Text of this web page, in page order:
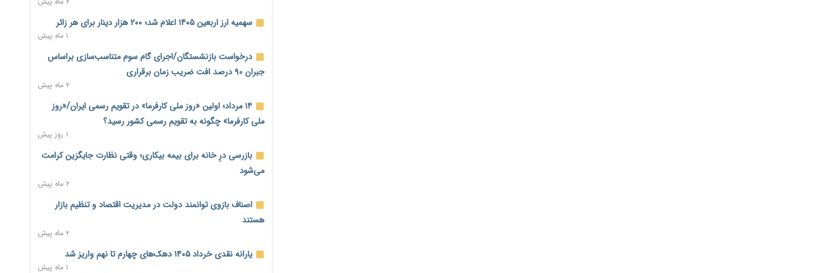
نماینده مجلس: توسعه مرزهای زمینی به راهبرد تأمین کالاهای
اساسی تبدیل شود
۱ روز پیش
خانه کارگر قزوین: شکاف دستمزد و هزینه معیشت هر روز عمیق‌تر
می‌شود
۱ روز پیش
رئیس سازمان امور مالیاتی: بلاگرهای پردرآمد مشمول پرداخت
مالیات هستند
۱ روز پیش
پیش‌بینی افزایش تولید برنج؛ نیاز وارداتی کشور به ۵۰۰ هزار تن
کاهش می‌یابد
۱ روز پیش
میلیارد دلاری
۱ روز پیش
اختیارات جدید گمرکات برای تمدید ورود موقت کالا و خودرو تا
سهمیه ارز اربعین ۱۴۰۵ اعلام شد؛ ۲۰۰ هزار دینار برای هر زائر
۱ ماه پیش
درخواست بازنشستگان/اجرای گام سوم متناسب‌سازی براساس
جبران ۹۰ درصد افت ضریب زمان برقراری
۲ ماه پیش
۱۴ مرداد؛ اولین «روز ملی کارفرما» در تقویم رسمی ایران/«روز
ملی کارفرما» چگونه به تقویم رسمی کشور رسید؟
۱ روز پیش
بازرسی درِ خانه برای بیمه بیکاری؛ وقتی نظارت جایگزین کرامت
می‌شود
۲ ماه پیش
اصناف بازوی توانمند دولت در مدیریت اقتصاد و تنظیم بازار
هستند
۲ ماه پیش
یارانه نقدی خرداد ۱۴۰۵ دهک‌های چهارم تا نهم واریز شد
۱ ماه پیش